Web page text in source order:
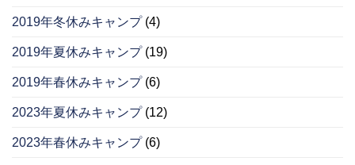
2019年冬休みキャンプ(4)
2019年夏休みキャンプ(19)
2019年春休みキャンプ(6)
2023年夏休みキャンプ(12)
2023年春休みキャンプ(6)